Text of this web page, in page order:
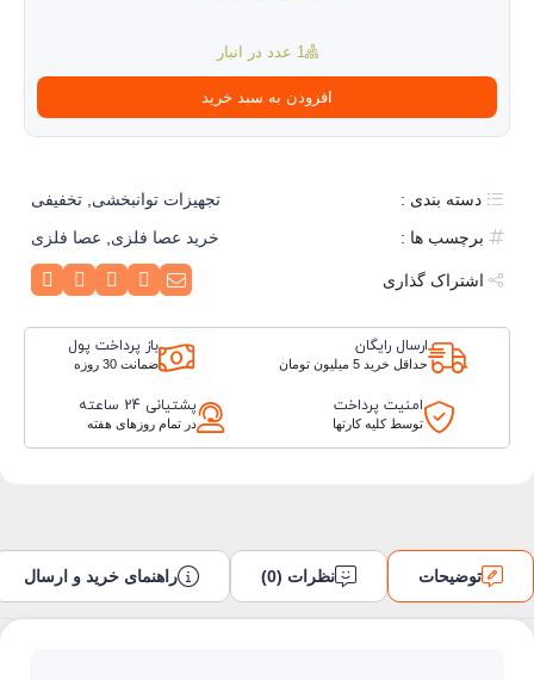
1 عدد در انبار
عصا
فلزی
عدد
افزودن به سبد خرید
دسته بندی : تجهیزات توانبخشی تخفیفی
برچسب ها :
خرید عصا فلزی عصا فلزی
اشتراک گذاری
ارسال رایگان
حداقل خرید 5 میلیون تومان
باز پرداخت پول
ضمانت 30 روزه
امنیت پرداخت
توسط کلیه کارتها
پشتیانی 24 ساعته
در تمام روزهای هفته
توضیحات نظرات (0) راهنمای خرید و ارسال